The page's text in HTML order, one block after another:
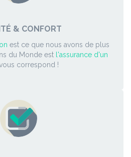
& CONFORT
est ce que nous avons de plus
du Monde est l'assurance d'un
correspond !